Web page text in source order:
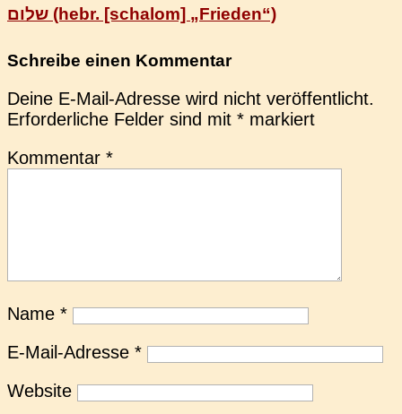
שלום (hebr. [schalom] „Frieden“)
Schreibe einen Kommentar
Deine E-Mail-Adresse wird nicht veröffentlicht.
Erforderliche Felder sind mit * markiert
Kommentar *
Name *
E-Mail-Adresse *
Website